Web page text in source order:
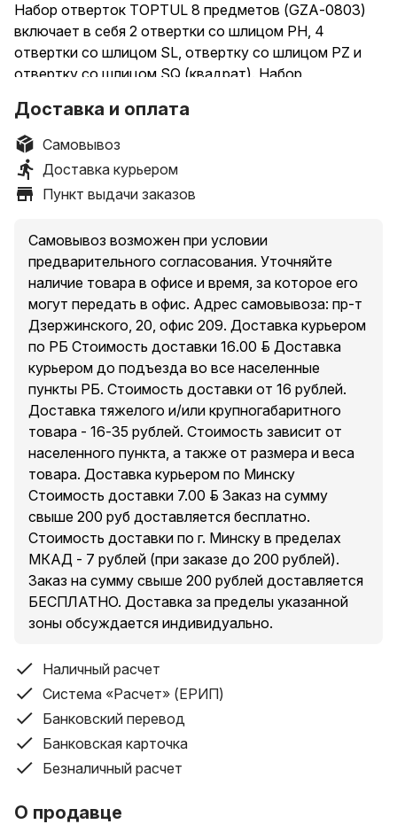
Набор отверток TOPTUL 8 предметов (GZA-0803)
включает в себя 2 отвертки со шлицом PH, 4
отвертки со шлицом SL, отвертку со шлицом PZ и
отвертку со шлицом SQ (квадрат). Набор
Рекомендуется для профессионального
использования.
Характеристики
Основные характеристики
Тип отвертки
комбинированная
Набор
есть
Модель
8 предметов (GZA-0803)
Доставка и оплата
Самовывоз
Доставка курьером
Пункт выдачи заказов
Самовывоз возможен при условии
предварительного согласования. Уточняйте
наличие товара в офисе и время, за которое его
могут передать в офис. Адрес самовывоза: пр-т
Дзержинского, 20, офис 209. Доставка курьером
по РБ Стоимость доставки 16.00 руб. Доставка
курьером до подъезда во все населенные
пункты РБ. Стоимость доставки от 16 рублей.
Доставка тяжелого и/или крупногабаритного
товара - 16-35 рублей. Стоимость зависит от
населенного пункта, а также от размера и веса
товара. Доставка курьером по Минску
Стоимость доставки 7.00 руб. Заказ на сумму
свыше 200 руб доставляется бесплатно.
Стоимость доставки по г. Минску в пределах
МКАД - 7 рублей (при заказе до 200 рублей).
Заказ на сумму свыше 200 рублей доставляется
БЕСПЛАТНО. Доставка за пределы указанной
зоны обсуждается индивидуально.
Наличный расчет
Система «Расчет» (ЕРИП)
Банковский перевод
Банковская карточка
Безналичный расчет
О продавце